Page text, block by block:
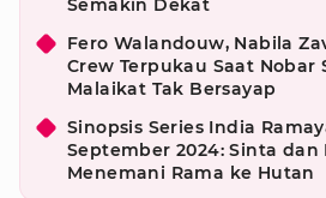
Semakin Dekat
Fero Walandouw, Nabila
Crew Terpukau Saat Nobar
Malaikat Tak Bersayap
Sinopsis Series India
September 2024: Sinta dan
Menemani Rama ke Hutan